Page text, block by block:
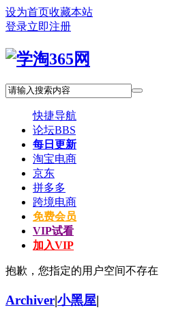
设为首页收藏本站
登录立即注册
快捷导航
论坛BBS
每日更新
淘宝电商
京东
拼多多
跨境电商
免费会员
VIP试看
加入VIP
抱歉，您指定的用户空间不存在
Archiver|小黑屋|